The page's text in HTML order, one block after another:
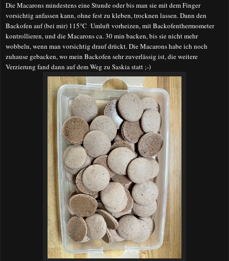
Die Macarons mindestens eine Stunde oder bis man sie mit dem Finger
vorsichtig anfassen kann, ohne fest zu kleben, trocknen lassen. Dann den
Backofen auf (bei mir) 115°C Umluft vorheizen, mit Backofenthermometer
kontrollieren, und die Macarons ca. 30 min backen, bis sie nicht mehr
wobbeln, wenn man vorsichtig drauf drückt. Die Macarons habe ich noch
zuhause gebacken, wo mein Backofen sehr zuverlässig ist, die weitere
Verzierung fand dann auf dem Weg zu Saskia statt ;-)